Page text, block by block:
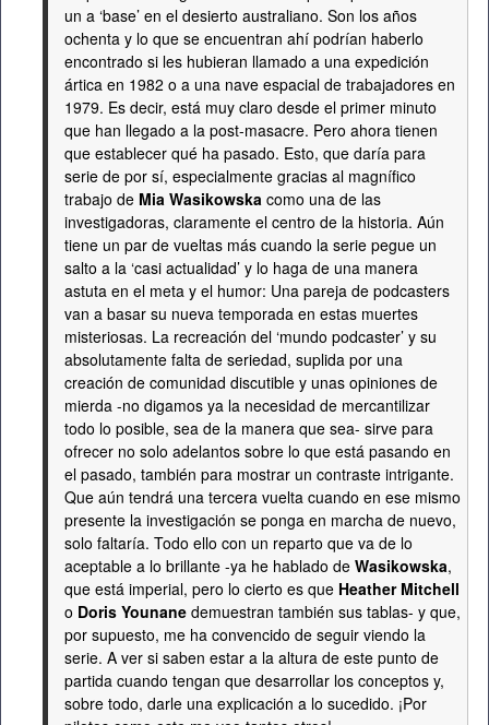
un a ‘base’ en el desierto australiano. Son los años
ochenta y lo que se encuentran ahí podrían haberlo
encontrado si les hubieran llamado a una expedición
ártica en 1982 o a una nave espacial de trabajadores en
1979. Es decir, está muy claro desde el primer minuto
que han llegado a la post-masacre. Pero ahora tienen
que establecer qué ha pasado. Esto, que daría para
serie de por sí, especialmente gracias al magnífico
trabajo de Mia Wasikowska como una de las
investigadoras, claramente el centro de la historia. Aún
tiene un par de vueltas más cuando la serie pegue un
salto a la ‘casi actualidad’ y lo haga de una manera
astuta en el meta y el humor: Una pareja de podcasters
van a basar su nueva temporada en estas muertes
misteriosas. La recreación del ‘mundo podcaster’ y su
absolutamente falta de seriedad, suplida por una
creación de comunidad discutible y unas opiniones de
mierda -no digamos ya la necesidad de mercantilizar
todo lo posible, sea de la manera que sea- sirve para
ofrecer no solo adelantos sobre lo que está pasando en
el pasado, también para mostrar un contraste intrigante.
Que aún tendrá una tercera vuelta cuando en ese mismo
presente la investigación se ponga en marcha de nuevo,
solo faltaría. Todo ello con un reparto que va de lo
aceptable a lo brillante -ya he hablado de Wasikowska,
que está imperial, pero lo cierto es que Heather Mitchell
o Doris Younane demuestran también sus tablas- y que,
por supuesto, me ha convencido de seguir viendo la
serie. A ver si saben estar a la altura de este punto de
partida cuando tengan que desarrollar los conceptos y,
sobre todo, darle una explicación a lo sucedido. ¡Por